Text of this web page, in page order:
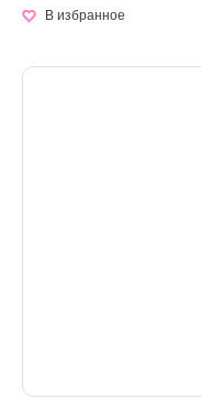
В избранное